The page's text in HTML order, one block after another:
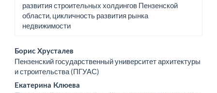
развития строительных холдингов Пензенской
области, цикличность развития рынка
недвижимости
Основное
содержимое
статьи
Борис Хрусталев
Пензенский государственный университет архитектуры
и строительства (ПГУАС)
Екатерина Клюева